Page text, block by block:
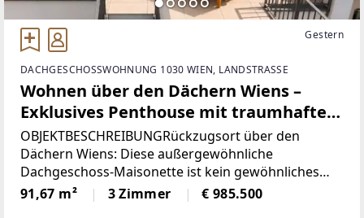
Gestern
DACHGESCHOSSWOHNUNG 1030 WIEN, LANDSTRASSE
Wohnen über den Dächern Wiens –
Exklusives Penthouse mit traumhafter
Aussicht & Dachterrasse, nächst
Stadtpark, Wien Mitte und
Rochusmarkt
OBJEKTBESCHREIBUNGRückzugsort über den
Dächern Wiens: Diese außergewöhnliche
Dachgeschoss-Maisonette ist kein gewöhnliches
Zuhause, sie ist ein Ort, der sich dem Stadtleben
entzieht und gleichzeitig mitten darin liegt. Hoch
91,67 m² 3 Zimmer € 985.500